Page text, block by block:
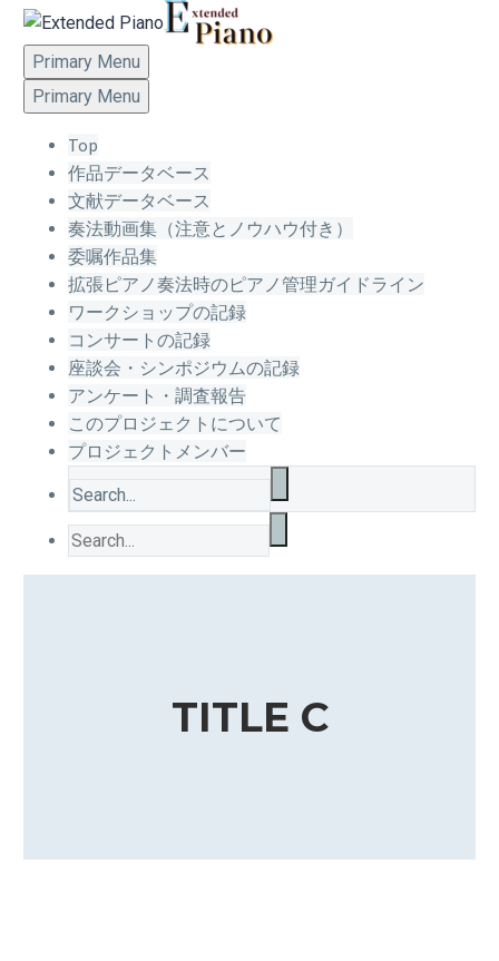
Primary Menu
Primary Menu
Top
作品データベース
文献データベース
奏法動画集（注意とノウハウ付き）
委嘱作品集
拡張ピアノ奏法時のピアノ管理ガイドライン
ワークショップの記録
コンサートの記録
座談会・シンポジウムの記録
アンケート・調査報告
このプロジェクトについて
プロジェクトメンバー
TITLE C